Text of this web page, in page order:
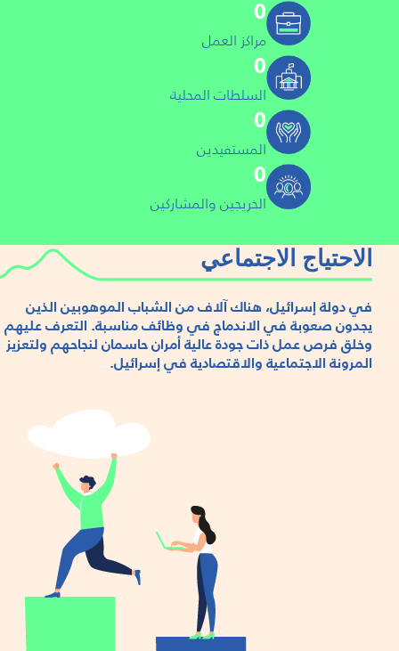
0
مراكز العمل
0
السلطات المحلية
0
المستفيدين
0
الخريجين والمشاركين
الاحتياج الاجتماعي
في دولة إسرائيل، هناك آلاف من الشباب الموهوبين الذين
يجدون صعوبة في الاندماج في وظائف مناسبة. التعرف عليهم
وخلق فرص عمل ذات جودة عالية أمران حاسمان لنجاحهم ولتعزيز
المرونة الاجتماعية والاقتصادية في إسرائيل.